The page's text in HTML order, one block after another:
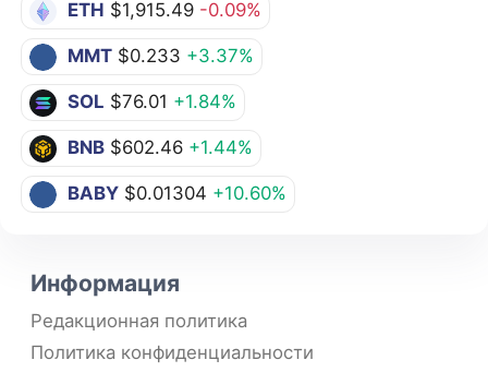
ETH $1,915.49 -0.09%
MMT $0.233 +3.37%
SOL $76.01 +1.84%
BNB $602.46 +1.44%
BABY $0.01304 +10.60%
Информация
Редакционная политика
Политика конфиденциальности